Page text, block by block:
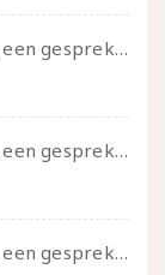
Ongehoord – Aflevering 40 – Ouwelui, een gesprek met Sadie Lune over vormende relaties en de geschiedenis van de queer pornobeweging
Ongehoord – Aflevering 39 – Ouwelui, een gesprek met Pepijn en Ivo over hun regenbooggezin, eigenzinnig ouder worden en Cruise Control
Ongehoord – Aflevering 38 – Ouwelui, een gesprek met vreer over behoefte aan geborgenheid en het behouden van je idealen